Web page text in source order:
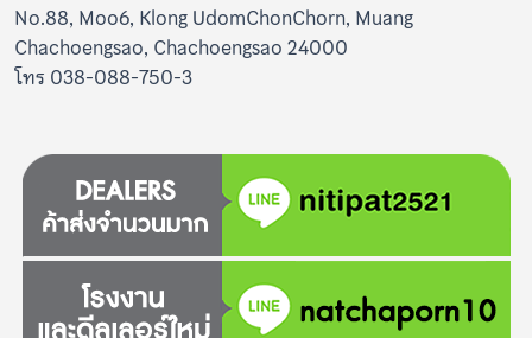
No.88, Moo6, Klong UdomChonChorn, Muang
Chachoengsao, Chachoengsao 24000
โทร 038-088-750-3